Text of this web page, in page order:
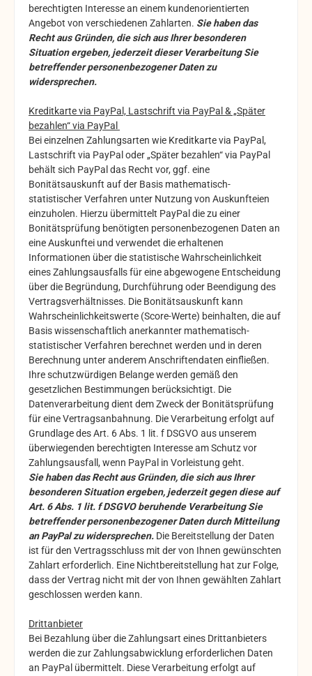
berechtigten Interesse an einem kundenorientierten
Angebot von verschiedenen Zahlarten. Sie haben das
Recht aus Gründen, die sich aus Ihrer besonderen
Situation ergeben, jederzeit dieser Verarbeitung Sie
betreffender personenbezogener Daten zu
widersprechen.
Kreditkarte via PayPal, Lastschrift via PayPal & „Später
bezahlen“ via PayPal
Bei einzelnen Zahlungsarten wie Kreditkarte via PayPal,
Lastschrift via PayPal oder „Später bezahlen“ via PayPal
behält sich PayPal das Recht vor, ggf. eine
Bonitätsauskunft auf der Basis mathematisch-
statistischer Verfahren unter Nutzung von Auskunfteien
einzuholen. Hierzu übermittelt PayPal die zu einer
Bonitätsprüfung benötigten personenbezogenen Daten an
eine Auskunftei und verwendet die erhaltenen
Informationen über die statistische Wahrscheinlichkeit
eines Zahlungsausfalls für eine abgewogene Entscheidung
über die Begründung, Durchführung oder Beendigung des
Vertragsverhältnisses. Die Bonitätsauskunft kann
Wahrscheinlichkeitswerte (Score-Werte) beinhalten, die auf
Basis wissenschaftlich anerkannter mathematisch-
statistischer Verfahren berechnet werden und in deren
Berechnung unter anderem Anschriftendaten einfließen.
Ihre schutzwürdigen Belange werden gemäß den
gesetzlichen Bestimmungen berücksichtigt. Die
Datenverarbeitung dient dem Zweck der Bonitätsprüfung
für eine Vertragsanbahnung. Die Verarbeitung erfolgt auf
Grundlage des Art. 6 Abs. 1 lit. f DSGVO aus unserem
überwiegenden berechtigten Interesse am Schutz vor
Zahlungsausfall, wenn PayPal in Vorleistung geht.
Sie haben das Recht aus Gründen, die sich aus Ihrer
besonderen Situation ergeben, jederzeit gegen diese auf
Art. 6 Abs. 1 lit. f DSGVO beruhende Verarbeitung Sie
betreffender personenbezogener Daten durch Mitteilung
an PayPal zu widersprechen. Die Bereitstellung der Daten
ist für den Vertragsschluss mit der von Ihnen gewünschten
Zahlart erforderlich. Eine Nichtbereitstellung hat zur Folge,
dass der Vertrag nicht mit der von Ihnen gewählten Zahlart
geschlossen werden kann.
Drittanbieter
Bei Bezahlung über die Zahlungsart eines Drittanbieters
werden die zur Zahlungsabwicklung erforderlichen Daten
an PayPal übermittelt. Diese Verarbeitung erfolgt auf